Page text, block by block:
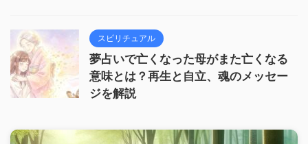
スピリチュアル
夢占いで亡くなった母がまた亡くなる
意味とは？再生と自立、魂のメッセー
ジを解説